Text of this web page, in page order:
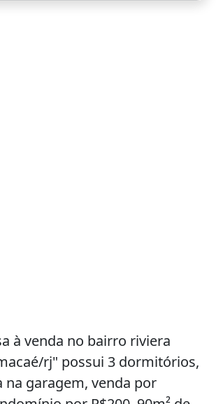
à venda no bairro riviera
rj" possui 3 dormitórios,
na garagem, venda por